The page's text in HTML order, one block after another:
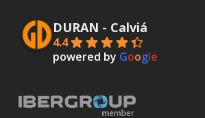
DURAN - Calviá
4.4
powered by Google